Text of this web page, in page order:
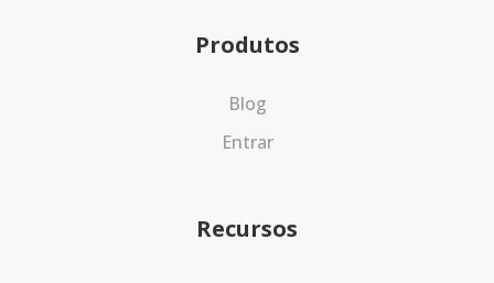
Produtos
Blog
Entrar
Recursos